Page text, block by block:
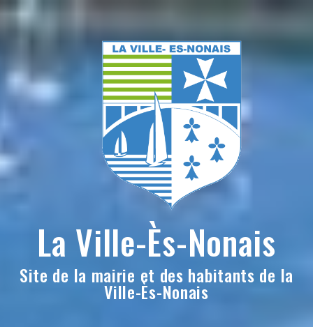
Skip
La Ville-Ès-Nonais
Site de la mairie et des habitants de la
Ville-Ès-Nonais